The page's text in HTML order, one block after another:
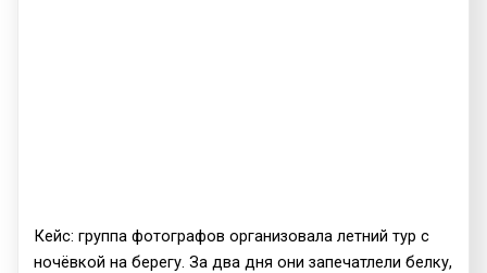
Кейс: группа фотографов организовала летний тур с
ночёвкой на берегу. За два дня они запечатлели белку,